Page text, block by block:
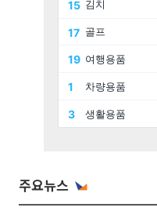
주요뉴스